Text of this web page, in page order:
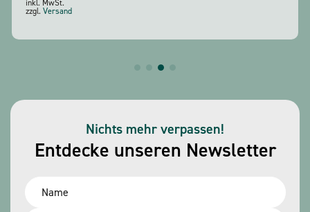
inkl. MwSt.
zzgl. Versand
Entdecke unseren Newsletter
Nichts mehr verpassen!